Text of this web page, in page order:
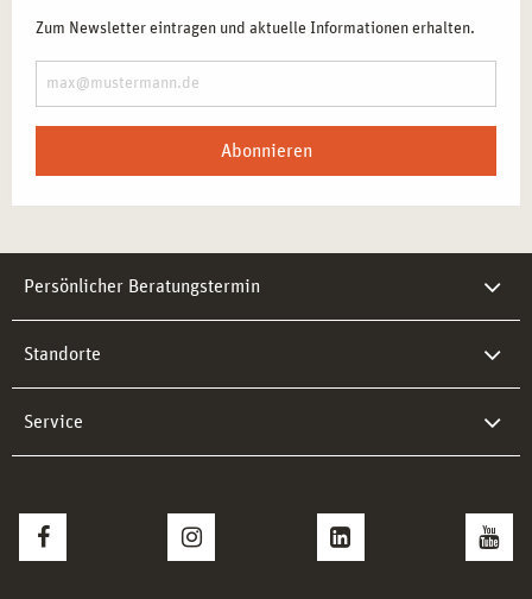
Zum Newsletter eintragen und aktuelle Informationen erhalten.
Abonnieren
Persönlicher Beratungstermin
Standorte
Service